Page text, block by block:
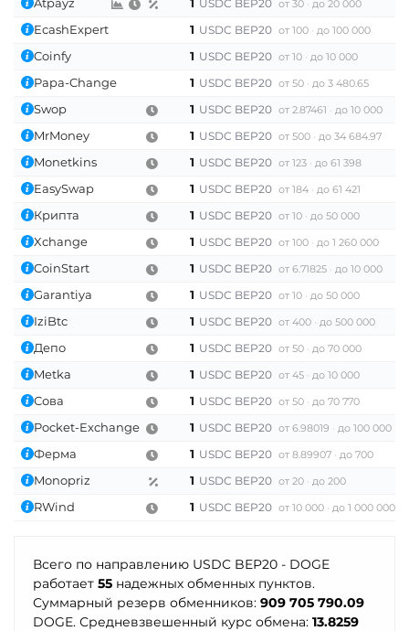
USDC BEP20 от 30 до 20 000
EcashExpert 1 USDC BEP20 от 100 до 100 000
Coinfy 1 USDC BEP20 от 10 до 10 000
Papa-Change 1 USDC BEP20 от 50 до 3 480.65
Swop 1 USDC BEP20 от 2.87461 до 10 000
MrMoney 1 USDC BEP20 от 500 до 34 684.97
Monetkins 1 USDC BEP20 от 123 до 61 398
EasySwap 1 USDC BEP20 от 184 до 61 421
Крипта 1 USDC BEP20 от 10 до 50 000
Xchange 1 USDC BEP20 от 100 до 1 260 000
CoinStart 1 USDC BEP20 от 6.71825 до 10 000
Garantiya 1 USDC BEP20 от 10 до 50 000
IziBtc 1 USDC BEP20 от 400 до 500 000
Депо 1 USDC BEP20 от 50 до 70 000
Metka 1 USDC BEP20 от 45 до 10 000
Сова 1 USDC BEP20 от 50 до 70 770
Pocket-Exchange 1 USDC BEP20 от 6.98019 до 100 000
Ферма 1 USDC BEP20 от 8.89907 до 700
Monopriz 1 USDC BEP20 от 20 до 200
RWind 1 USDC BEP20 от 10 000 до 1 000 000
Всего по направлению USDC BEP20 - DOGE
работает 55 надежных обменных пунктов.
Суммарный резерв обменников: 909 705 790.09
DOGE. Средневзвешенный курс обмена: 13.8259